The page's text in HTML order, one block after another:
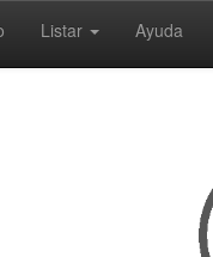
Listar Ayuda